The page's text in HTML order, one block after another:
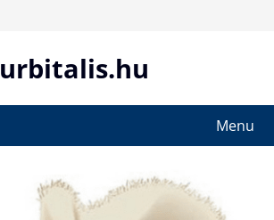
urbitalis.hu
Menu